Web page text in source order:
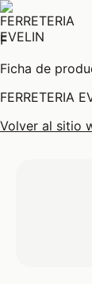
F
Ficha de
FERRETERIA
Volver al sitio